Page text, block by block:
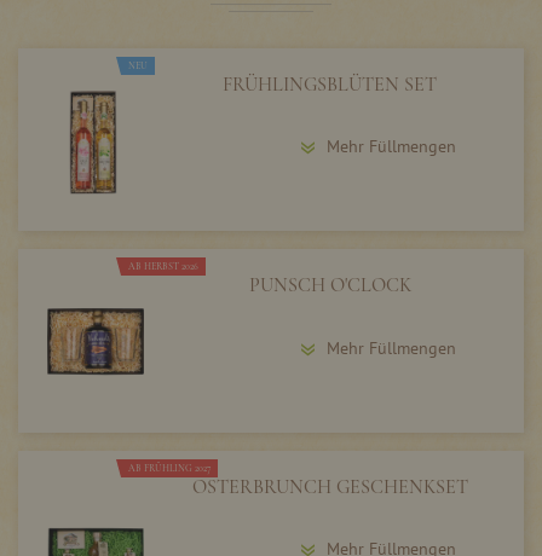
NEU
FRÜHLINGSBLÜTEN SET
Mehr Füllmengen
AB HERBST 2026
PUNSCH O'CLOCK
Mehr Füllmengen
AB FRÜHLING 2027
OSTERBRUNCH GESCHENKSET
Mehr Füllmengen